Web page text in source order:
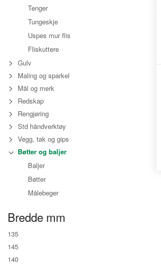
Tenger
Tungeskje
Uspes mur flis
Fliskuttere
Gulv
Maling og sparkel
Mål og merk
Redskap
Rengjøring
Std håndverktøy
Vegg, tak og gips
Bøtter og baljer
Baljer
Bøtter
Målebeger
Bredde mm
135
145
140